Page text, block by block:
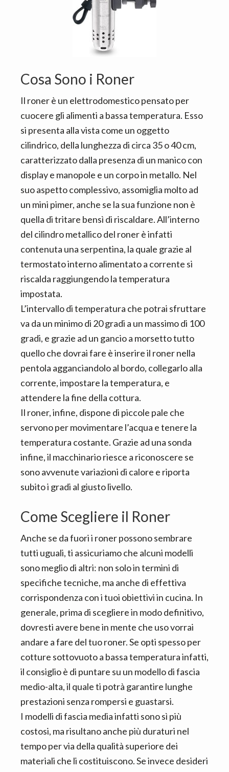
Cosa Sono i Roner
Il roner è un elettrodomestico pensato per
cuocere gli alimenti a bassa temperatura. Esso
si presenta alla vista come un oggetto
cilindrico, della lunghezza di circa 35 o 40 cm,
caratterizzato dalla presenza di un manico con
display e manopole e un corpo in metallo. Nel
suo aspetto complessivo, assomiglia molto ad
un mini pimer, anche se la sua funzione non è
quella di tritare bensì di riscaldare. All’interno
del cilindro metallico del roner è infatti
contenuta una serpentina, la quale grazie al
termostato interno alimentato a corrente si
riscalda raggiungendo la temperatura
impostata.
L’intervallo di temperatura che potrai sfruttare
va da un minimo di 20 gradi a un massimo di 100
gradi, e grazie ad un gancio a morsetto tutto
quello che dovrai fare è inserire il roner nella
pentola agganciandolo al bordo, collegarlo alla
corrente, impostare la temperatura, e
attendere la fine della cottura.
Il roner, infine, dispone di piccole pale che
servono per movimentare l’acqua e tenere la
temperatura costante. Grazie ad una sonda
infine, il macchinario riesce a riconoscere se
sono avvenute variazioni di calore e riporta
subito i gradi al giusto livello.
Come Scegliere il Roner
Anche se da fuori i roner possono sembrare
tutti uguali, ti assicuriamo che alcuni modelli
sono meglio di altri: non solo in termini di
specifiche tecniche, ma anche di effettiva
corrispondenza con i tuoi obiettivi in cucina. In
generale, prima di scegliere in modo definitivo,
dovresti avere bene in mente che uso vorrai
andare a fare del tuo roner. Se opti spesso per
cotture sottovuoto a bassa temperatura infatti,
il consiglio è di puntare su un modello di fascia
medio-alta, il quale ti potrà garantire lunghe
prestazioni senza rompersi e guastarsi.
I modelli di fascia media infatti sono sì più
costosi, ma risultano anche più duraturi nel
tempo per via della qualità superiore dei
materiali che li costituiscono. Se invece desideri